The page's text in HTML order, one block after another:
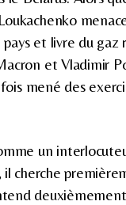
et livre du gaz
et Vladimir
mené des
un
cherche